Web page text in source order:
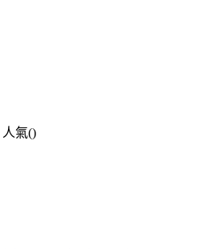
人氣()